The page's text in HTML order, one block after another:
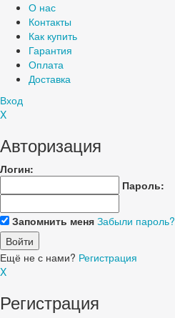
О нас
Контакты
Как купить
Гарантия
Оплата
Доставка
Вход
X
Авторизация
Логин:
Пароль:
Запомнить меня Забыли пароль?
Ещё не с нами? Регистрация
X
Регистрация